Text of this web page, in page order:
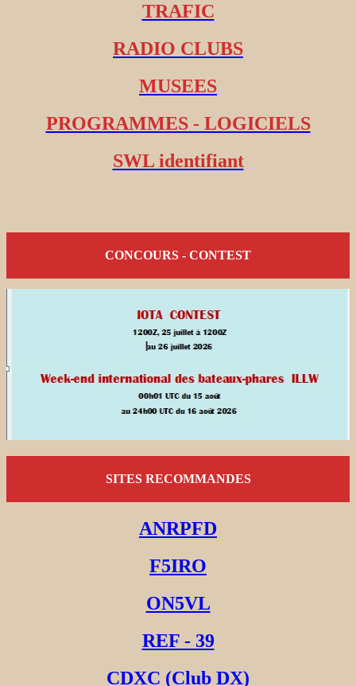
TRAFIC
RADIO CLUBS
MUSEES
PROGRAMMES - LOGICIELS
SWL identifiant
CONCOURS - CONTEST
SITES RECOMMANDES
ANRPFD
F5IRO
ON5VL
REF - 39
CDXC (Club DX)